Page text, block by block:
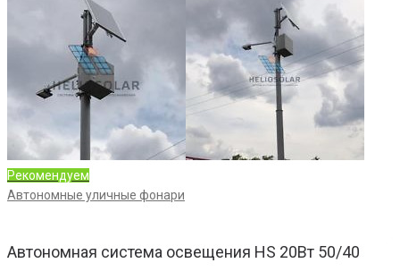
Рекомендуем
Автономные уличные фонари
Автономная система освещения HS 20Вт 50/40